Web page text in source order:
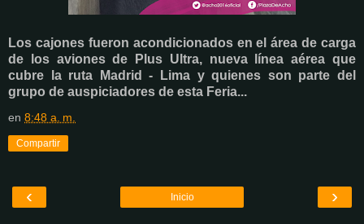
Los cajones fueron acondicionados en el área de carga
de los aviones de Plus Ultra, nueva línea aérea que
cubre la ruta Madrid - Lima y quienes son parte del
grupo de auspiciadores de esta Feria...
en 8:48 a. m.
Compartir
‹ ›
Inicio